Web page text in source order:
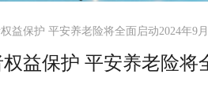
益保护 平安养老险将全面启动2024年9
益保护 平安养老险将